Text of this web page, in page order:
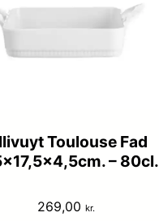
Toulouse Fad
– 80cl.
269,00 kr.